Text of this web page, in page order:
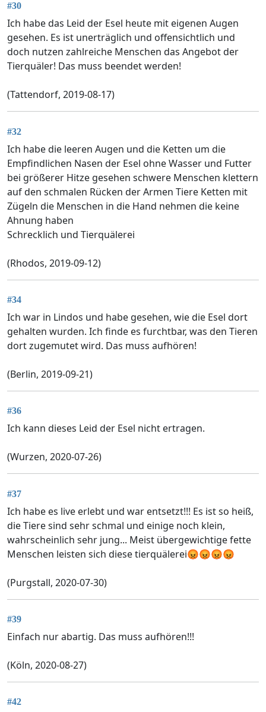
#30
Ich habe das Leid der Esel heute mit eigenen Augen
gesehen. Es ist unerträglich und offensichtlich und
doch nutzen zahlreiche Menschen das Angebot der
Tierquäler! Das muss beendet werden!
(Tattendorf, 2019-08-17)
#32
Ich habe die leeren Augen und die Ketten um die
Empfindlichen Nasen der Esel ohne Wasser und Futter
bei größerer Hitze gesehen schwere Menschen klettern
auf den schmalen Rücken der Armen Tiere Ketten mit
Zügeln die Menschen in die Hand nehmen die keine
Ahnung haben
Schrecklich und Tierquälerei
(Rhodos, 2019-09-12)
#34
Ich war in Lindos und habe gesehen, wie die Esel dort
gehalten wurden. Ich finde es furchtbar, was den Tieren
dort zugemutet wird. Das muss aufhören!
(Berlin, 2019-09-21)
#36
Ich kann dieses Leid der Esel nicht ertragen.
(Wurzen, 2020-07-26)
#37
Ich habe es live erlebt und war entsetzt!!! Es ist so heiß,
die Tiere sind sehr schmal und einige noch klein,
wahrscheinlich sehr jung... Meist übergewichtige fette
Menschen leisten sich diese tierquälerei😡😡😡😡
(Purgstall, 2020-07-30)
#39
Einfach nur abartig. Das muss aufhören!!!
(Köln, 2020-08-27)
#42